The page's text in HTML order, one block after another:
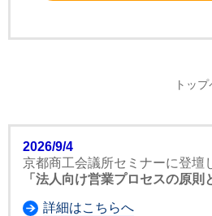
トッ
2026/9/4
京都商工会議所セミナーに登壇
「法人向け営業プロセスの原則
詳細はこちらへ